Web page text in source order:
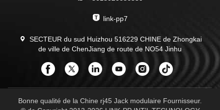
link-pp7
SECTEUR du sud Huizhou 516229 CHINE de Zhongkai
de ville de ChenJiang de route de NO54 Jinhu
Bonne qualité de la Chine rj45 Jack modulaire Fournisseur.